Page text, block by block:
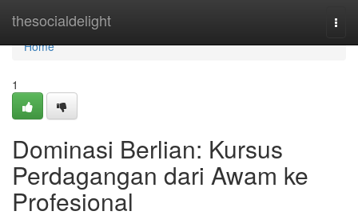
thesocialdelight
Home
Home
1
Dominasi Berlian: Kursus
Perdagangan dari Awam ke
Profesional